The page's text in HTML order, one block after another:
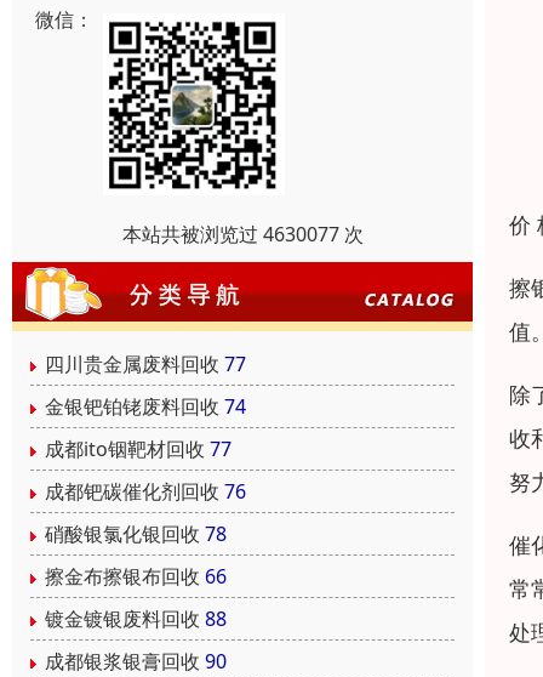
微信：
本站共被浏览过 4630077 次
四川贵金属废料回收 77
金银钯铂铑废料回收 74
成都ito铟靶材回收 77
成都钯碳催化剂回收 76
硝酸银氯化银回收 78
擦金布擦银布回收 66
镀金镀银废料回收 88
成都银浆银膏回收 90
价
擦
值
除
收
努
催
常
处